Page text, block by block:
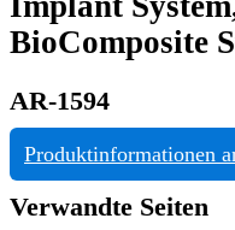
BioComposite
AR-1594
Produktinformationen
Verwandte Seiten